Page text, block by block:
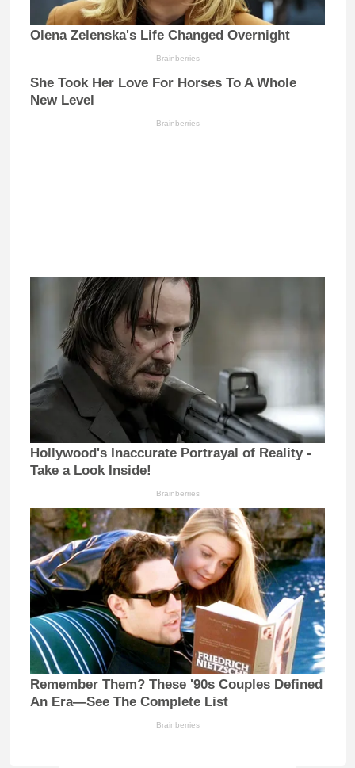
Olena Zelenska's Life Changed Overnight
Brainberries
She Took Her Love For Horses To A Whole
New Level
Brainberries
Hollywood's Inaccurate Portrayal of Reality -
Take a Look Inside!
Brainberries
Remember Them? These '90s Couples Defined
An Era—See The Complete List
Brainberries